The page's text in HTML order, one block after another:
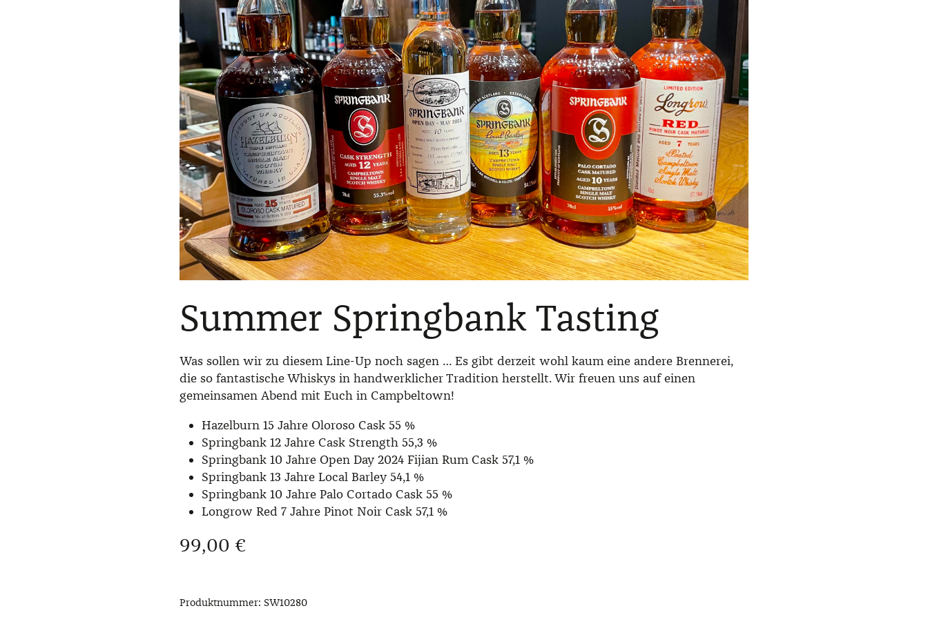
Summer Springbank Tasting
Was sollen wir zu diesem Line-Up noch sagen … Es gibt derzeit wohl kaum eine andere Brennerei,
die so fantastische Whiskys in handwerklicher Tradition herstellt. Wir freuen uns auf einen
gemeinsamen Abend mit Euch in Campbeltown!
Hazelburn 15 Jahre Oloroso Cask 55 %
Springbank 12 Jahre Cask Strength 55,3 %
Springbank 10 Jahre Open Day 2024 Fijian Rum Cask 57,1 %
Springbank 13 Jahre Local Barley 54,1 %
Springbank 10 Jahre Palo Cortado Cask 55 %
Longrow Red 7 Jahre Pinot Noir Cask 57,1 %
Regulärer Preis:
99,00 €
Produktnummer: SW10280